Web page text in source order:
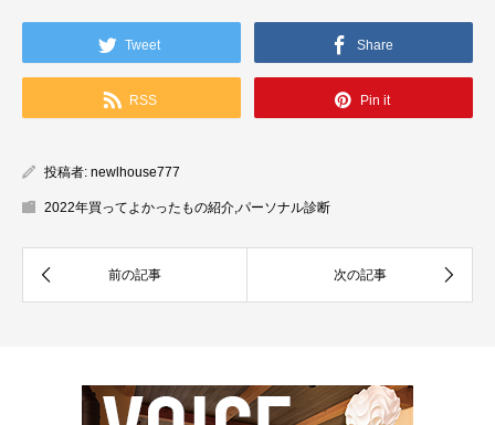
Tweet Share
RSS Pin it
投稿者: newlhouse777
2022年買ってよかったもの紹介 パーソナル診断